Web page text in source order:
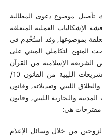
تأصيل موضوع دعوى المطالبة
الإشكاليات العملية المتعلقة
بموضوعها, وقد استُخْدِم في
المنهج التكاملي المبني على
الشريعة الإسلامية من القرآن
الكريم والأحاديث النبوية, ونصوص التشريعات الليبية من القانون 10/
الليبي وتعديلاته, وقانون
والتجارية الليبي, وقانون
مقترحات هي:
من خلال وسائل الإعلام